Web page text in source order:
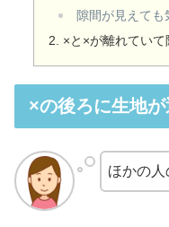
隙間が見えても
×と×が離れてい
×の後ろに生地
ほかの